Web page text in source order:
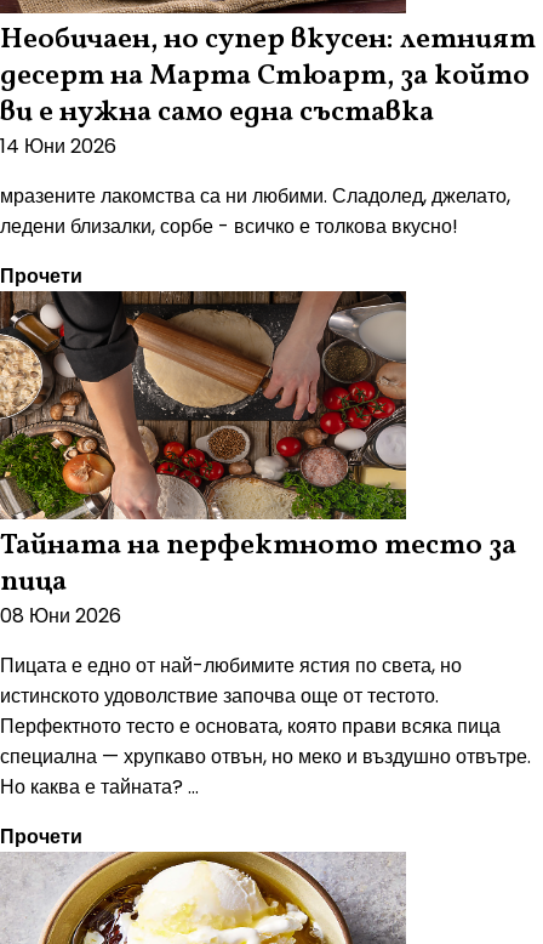
Необичаен, но супер вкусен: летният
десерт на Марта Стюарт, за който
ви е нужна само една съставка
14 Юни 2026
мразените лакомства са ни любими. Сладолед, джелато,
ледени близалки, сорбе - всичко е толкова вкусно!
Прочети
Тайната на перфектното тесто за
пица
08 Юни 2026
Пицата е едно от най-любимите ястия по света, но
истинското удоволствие започва още от тестото.
Перфектното тесто е основата, която прави всяка пица
специална — хрупкаво отвън, но меко и въздушно отвътре.
Но каква е тайната? ...
Прочети